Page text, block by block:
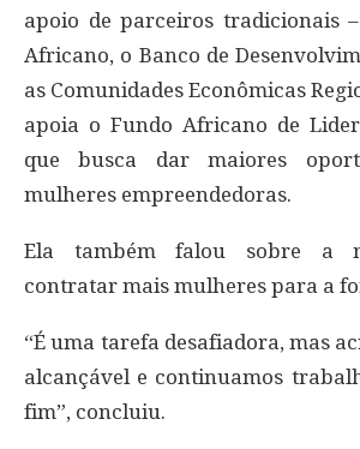
apoio de parceiros tradicionais
Africano, o Banco de
as Comunidades Econômicas
apoia o Fundo Africano de
que busca dar maiores
mulheres empreendedoras.
Ela também falou sobre a
contratar mais mulheres para a
“É uma tarefa desafiadora, mas
alcançável e continuamos
fim”, concluiu.